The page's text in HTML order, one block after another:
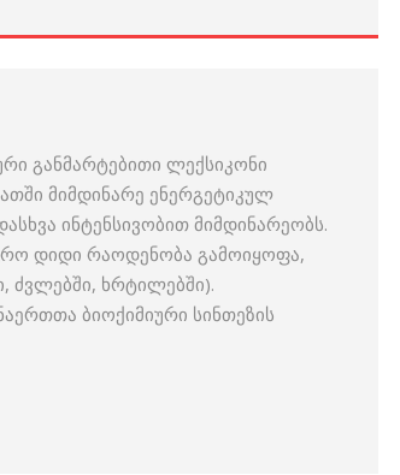
განმარტებითი ლექსიკონი
მიმდინარე ენერგეტიკულ
ინტენსივობით მიმდინარეობს.
დიდი რაოდენობა გამოიყოფა,
ძვლებში, ხრტილებში).
ბიოქიმიური სინთეზის